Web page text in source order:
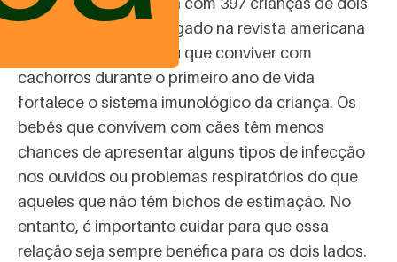
meses a um ano, divulgado na revista americana
Pediatrics, comprovou que conviver com
cachorros durante o primeiro ano de vida
fortalece o sistema imunológico da criança. Os
bebês que convivem com cães têm menos
chances de apresentar alguns tipos de infecção
nos ouvidos ou problemas respiratórios do que
aqueles que não têm bichos de estimação. No
entanto, é importante cuidar para que essa
relação seja sempre benéfica para os dois lados.